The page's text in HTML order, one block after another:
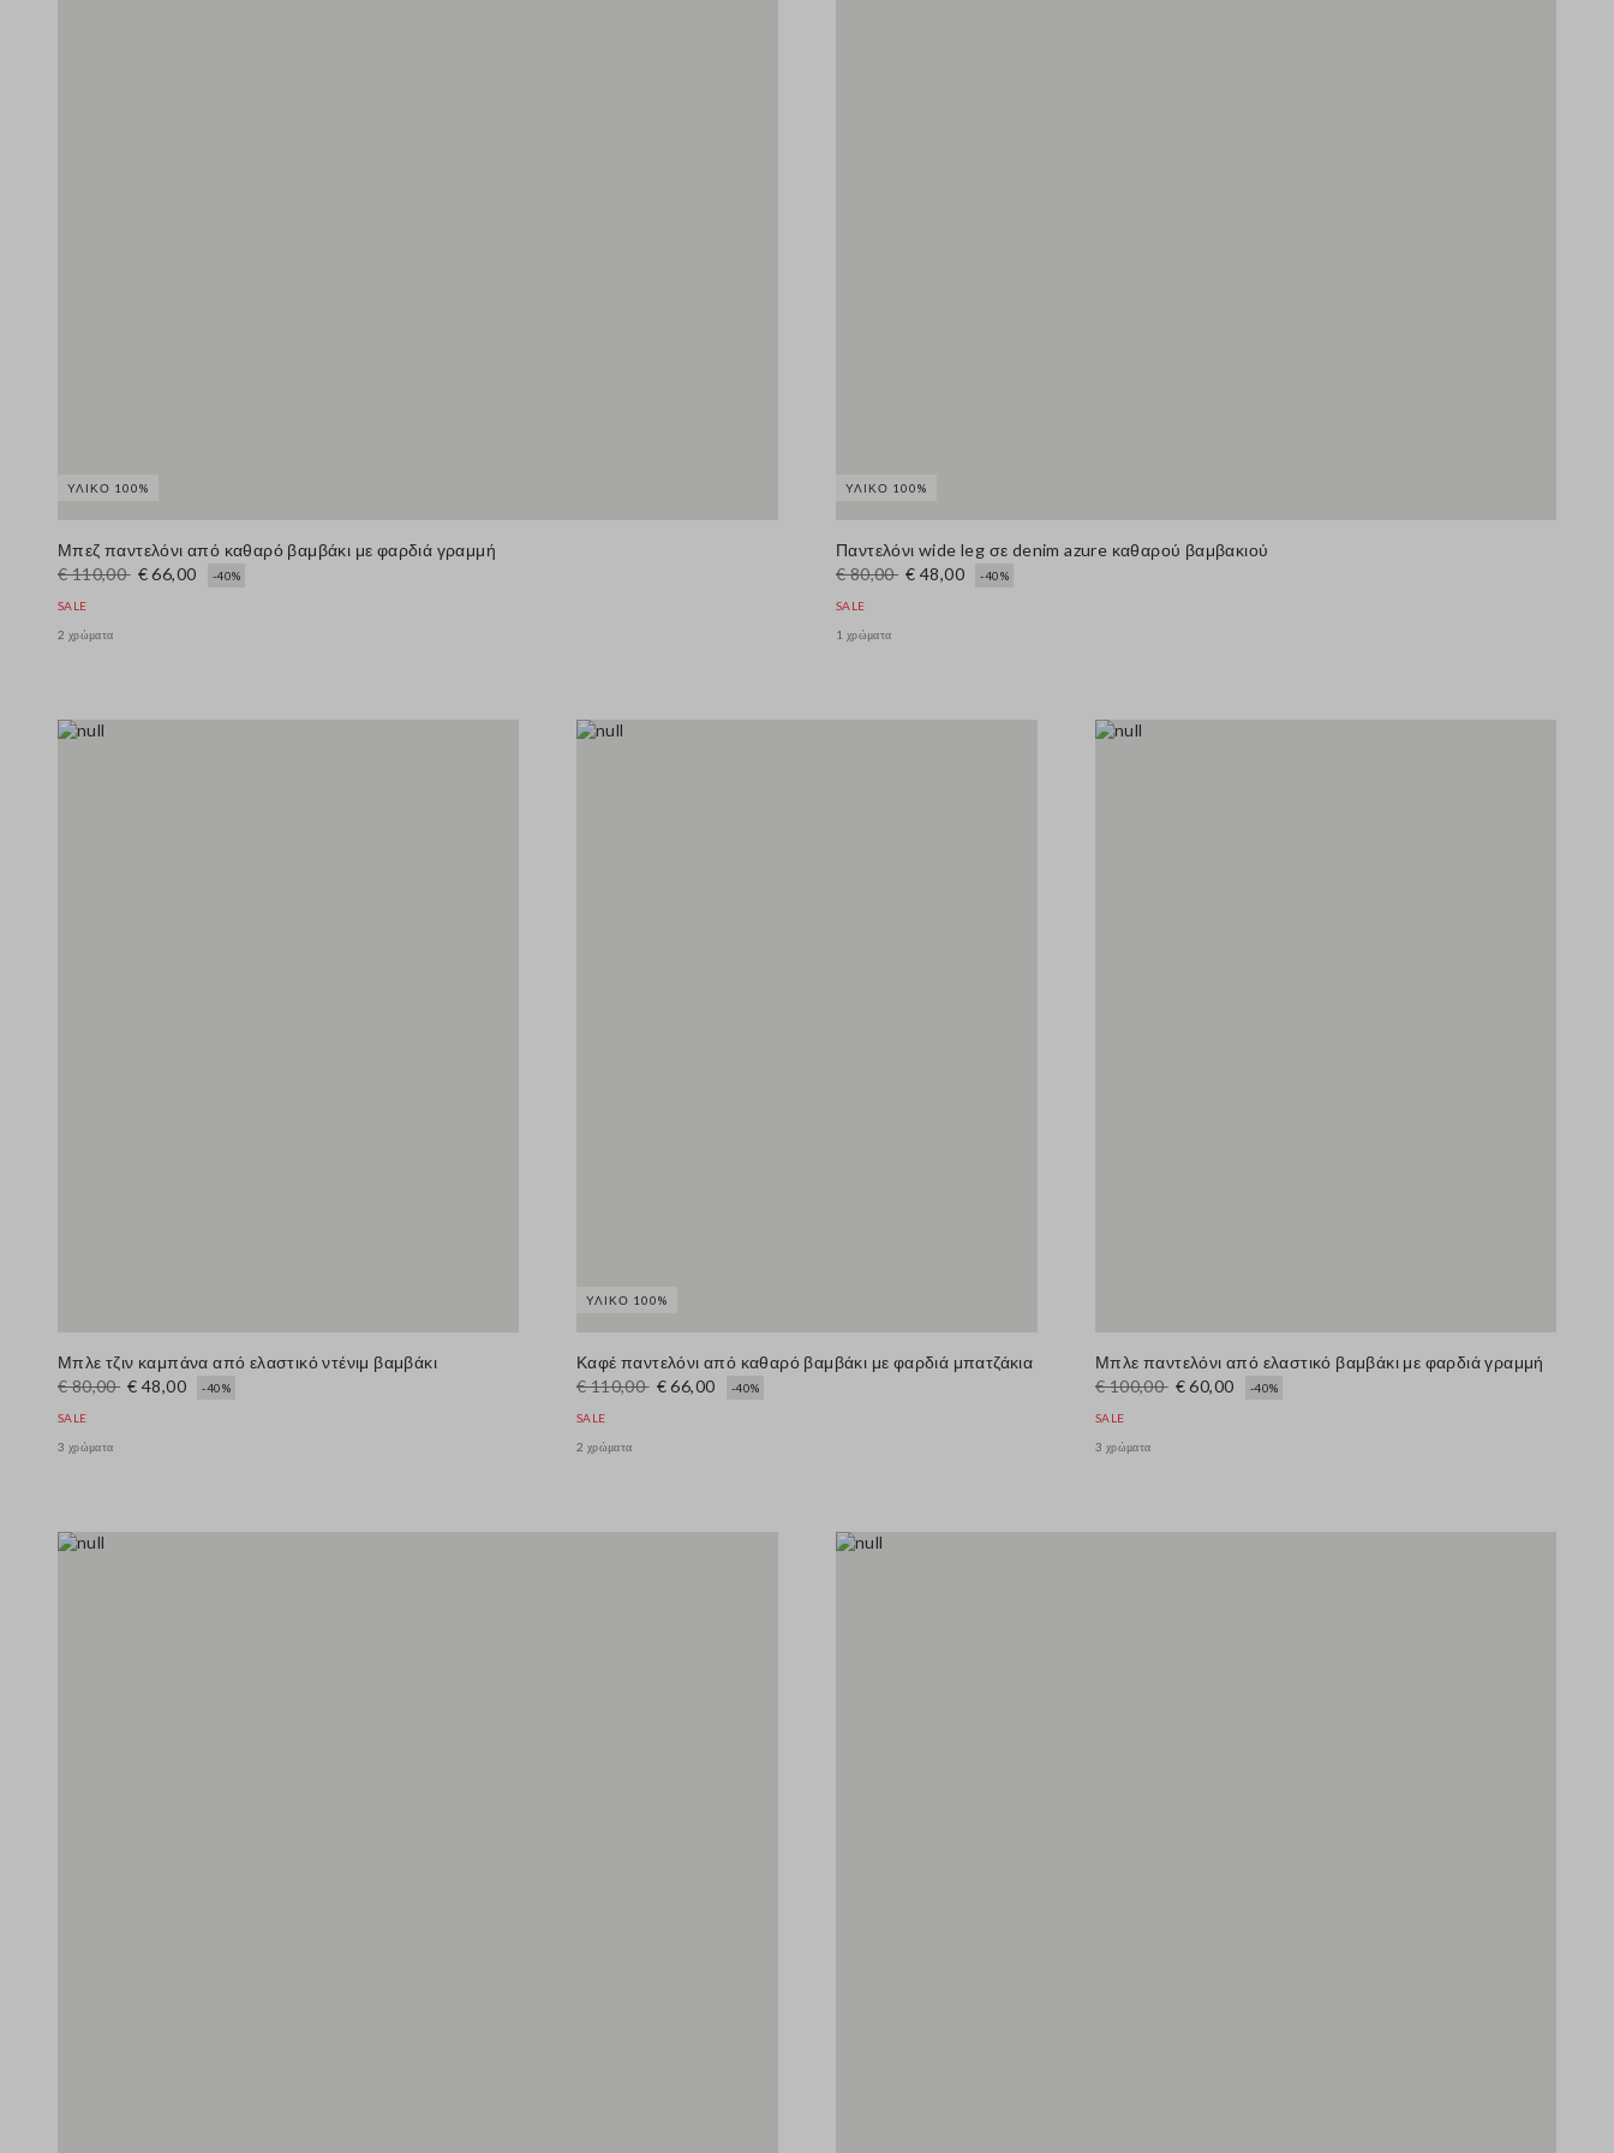
ΥΛΙΚΌ 100%
Μπεζ παντελόνι από καθαρό βαμβάκι με φαρδιά γραμμή
€ 110,00 € 66,00 -40%
SALE
2 χρώματα
ΥΛΙΚΌ 100%
Παντελόνι wide leg σε denim azure καθαρού βαμβακιού
€ 80,00 € 48,00 -40%
SALE
1 χρώματα
Μπλε τζιν καμπάνα από ελαστικό ντένιμ βαμβάκι
€ 80,00 € 48,00 -40%
SALE
3 χρώματα
ΥΛΙΚΌ 100%
Καφέ παντελόνι από καθαρό βαμβάκι με φαρδιά μπατζάκια
€ 110,00 € 66,00 -40%
SALE
2 χρώματα
Μπλε παντελόνι από ελαστικό βαμβάκι με φαρδιά γραμμή
€ 100,00 € 60,00 -40%
SALE
3 χρώματα